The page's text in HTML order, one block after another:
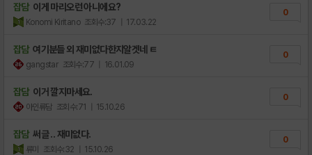
잡담 이게 마리오런 아니에요?
Konomi Kiritano 조회수:37 | 17.03.22
0
잡담 여기분들 외 재미없다한지알겟네 ㅌ
gangstar 조회수:77 | 16.01.09
0
잡담 이거 깔지마세요.
아인류담 조회수:71 | 15.10.26
0
잡담 써글 .. 재미없다.
류미 조회수:32 | 15.10.26
0